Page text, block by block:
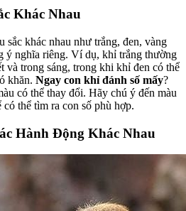
Khác Nhau
khác nhau như trắng, đen, vàng
ý nghĩa riêng. Ví dụ, khỉ trắng thường
và trong sáng, trong khi khỉ đen có thể
khăn. Ngay con khỉ đánh số mấy?
có thể thay đổi. Hãy chú ý đến màu
thể tìm ra con số phù hợp.
Hành Động Khác Nhau